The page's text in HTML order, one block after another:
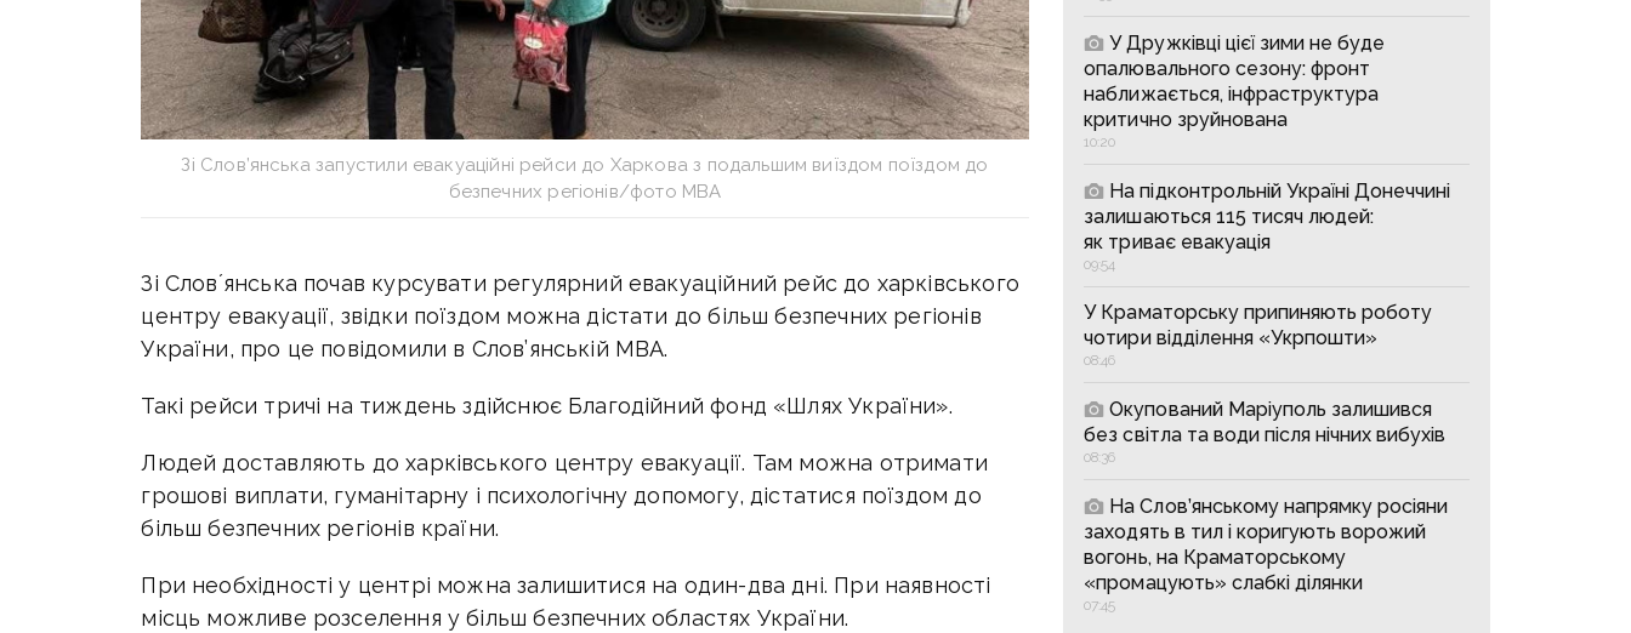
Зі Слов’янська запустили евакуаційні рейси до Харкова з подальшим виїздом поїздом до
безпечних регіонів/фото МВА
Зі Словʼянська почав курсувати регулярний евакуаційний рейс до харківського
центру евакуації, звідки поїздом можна дістати до більш безпечних регіонів
України, про це повідомили в Слов’янській МВА.
Такі рейси тричі на тиждень здійснює Благодійний фонд «Шлях України».
Людей доставляють до харківського центру евакуації. Там можна отримати
грошові виплати, гуманітарну і психологічну допомогу, дістатися поїздом до
більш безпечних регіонів країни.
При необхідності у центрі можна залишитися на один-два дні. При наявності
місць можливе розселення у більш безпечних областях України.
У Дружківці цієї зими не буде
опалювального сезону: фронт
наближається, інфраструктура
критично зруйнована
10:20
На підконтрольній Україні Донеччині
залишаються 115 тисяч людей:
як триває евакуація
09:54
У Краматорську припиняють роботу
чотири відділення «Укрпошти»
08:46
Окупований Маріуполь залишився
без світла та води після нічних вибухів
08:36
На Слов’янському напрямку росіяни
заходять в тил і коригують ворожий
вогонь, на Краматорському
«промацують» слабкі ділянки
07:45